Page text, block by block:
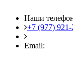
Наши
+7 (977)
Email: